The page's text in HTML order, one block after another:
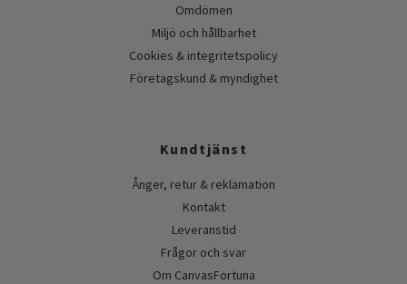
Omdömen
Miljö och hållbarhet
Cookies & integritetspolicy
Företagskund & myndighet
Kundtjänst
Ånger, retur & reklamation
Kontakt
Leveranstid
Frågor och svar
Om CanvasFortuna